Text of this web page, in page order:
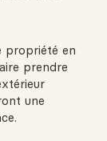
propriété en
prendre
une